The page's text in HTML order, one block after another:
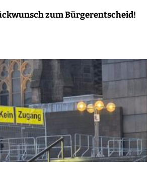
zum Bürgerentscheid!